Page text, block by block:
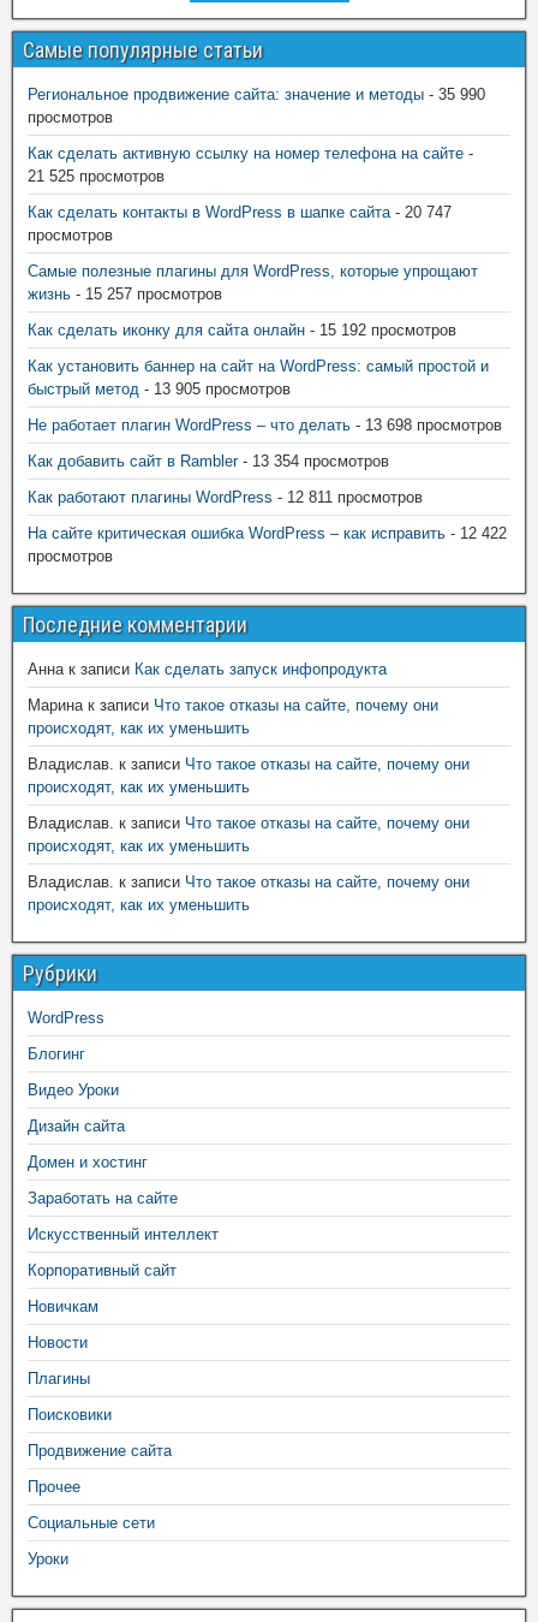
Самые популярные статьи
Региональное продвижение сайта: значение и методы - 35 990
просмотров
Как сделать активную ссылку на номер телефона на сайте -
21 525 просмотров
Как сделать контакты в WordPress в шапке сайта- 20 747
просмотров
Самые полезные плагины для WordPress, которые упрощают
жизнь - 15 257 просмотров
Как сделать иконку для сайта онлайн - 15 192 просмотров
Как установить баннер на сайт на WordPress: самый простой и
быстрый метод - 13 905 просмотров
Не работает плагин WordPress – что делать - 13 698 просмотров
Как добавить сайт в Rambler- 13 354 просмотров
Как работают плагины WordPress - 12 811 просмотров
На сайте критическая ошибка WordPress – как исправить - 12 422
просмотров
Последние комментарии
Аннак записи Как сделать запуск инфопродукта
Маринак записи Что такое отказы на сайте, почему они
происходят, как их уменьшить
Владислав. к записи Что такое отказы на сайте, почему они
происходят, как их уменьшить
Владислав. к записи Что такое отказы на сайте, почему они
происходят, как их уменьшить
Владислав. к записи Что такое отказы на сайте, почему они
происходят, как их уменьшить
Рубрики
WordPress
Блогинг
Видео Уроки
Дизайн сайта
Домен и хостинг
Заработать на сайте
Искусственный интеллект
Корпоративный сайт
Новичкам
Новости
Плагины
Поисковики
Продвижение сайта
Прочее
Социальные сети
Уроки